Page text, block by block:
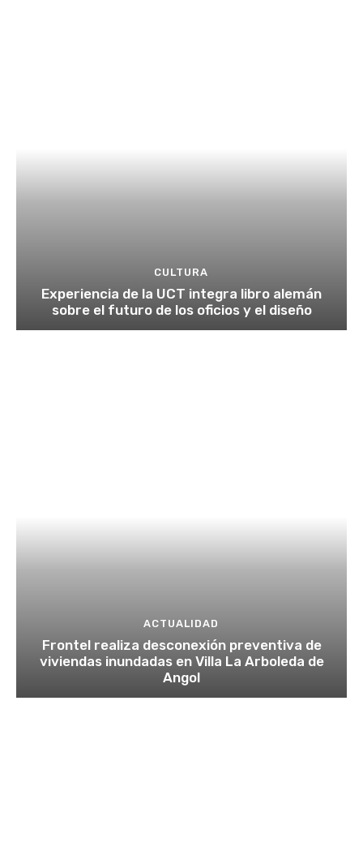
CULTURA
Experiencia de la UCT integra libro alemán
sobre el futuro de los oficios y el diseño
ACTUALIDAD
Frontel realiza desconexión preventiva de
viviendas inundadas en Villa La Arboleda de
Angol